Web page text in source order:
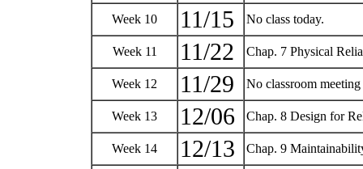
Week 10 11/15 No class today.
Week 11 11/22 Chap. 7 Physical
Week 12 11/29 No classroom
Week 13 12/06 Chap. 8 Design for
Week 14 12/13 Chap. 9